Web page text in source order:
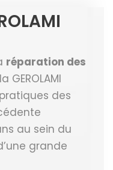
réparation des
GEROLAMI
des
au sein du
grande